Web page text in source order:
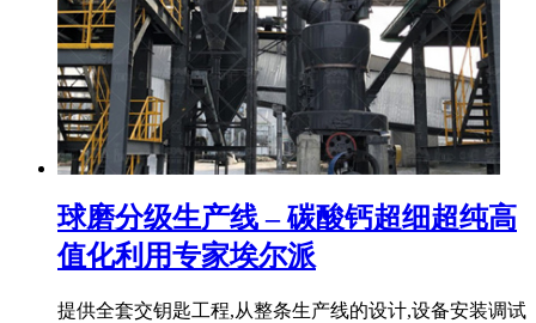
球磨分级生产线 – 碳酸钙超细超纯高
值化利用专家埃尔派
提供全套交钥匙工程,从整条生产线的设计,设备安装调试